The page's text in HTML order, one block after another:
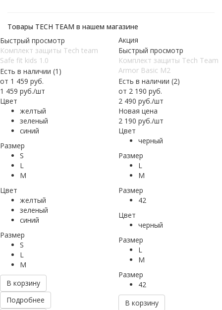
Товары TECH TEAM в нашем магазине
Быстрый просмотр
Комплект защиты Tech team
Safe fit kids 1.0
Есть в наличии (1)
от 1 459 руб.
1 459 руб./шт
Цвет
желтый
зеленый
синий
Размер
S
L
M
Цвет
желтый
зеленый
синий
Размер
S
L
M
В корзину
Подробнее
Акция
Быстрый просмотр
Комплект защиты Tech Team
Armor Basic M2
Есть в наличии (2)
от 2 190 руб.
2 490 руб./шт
Новая цена
2 190 руб./шт
Цвет
черный
Размер
L
M
Размер
42
Цвет
черный
Размер
L
M
Размер
42
В корзину